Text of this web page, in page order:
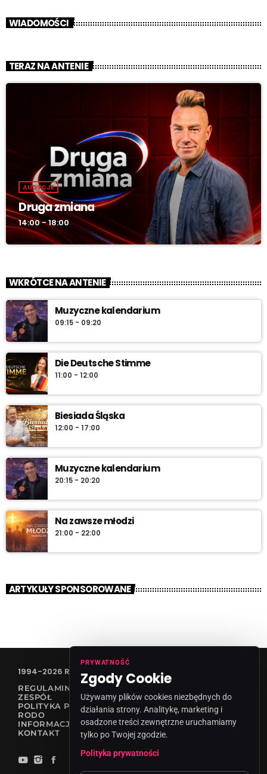
WIADOMOŚCI
TERAZ NA ANTENIE
AUDYCJE
Druga zmiana
14:00 - 18:00
WKRÓTCE NA ANTENIE
Muzyczne kalendarium
09:15 - 09:20
Die Deutsche Stimme
11:00 - 12:00
Biesiada Śląska
12:00 - 17:00
Muzyczne kalendarium
20:15 - 20:20
Na zawsze młodzi
21:00 - 22:00
ARTYKUŁY SPONSOROWANE
1994-2026 RADIO VANESSA SPÓŁKA Z O.O
REGULAMIN KONKURSÓW
ZESPÓŁ
POLITYKA PRYWATNOŚCI
RODO
INFORMACJA O NADAWCY
KONTAKT
PRYWATNOŚĆ
Zgody Cookie
Używamy plików cookies niezbędnych do
działania strony. Analitykę, marketing i
osadzone treści zewnętrzne uruchamiamy
tylko po Twojej zgodzie.
Polityka prywatności